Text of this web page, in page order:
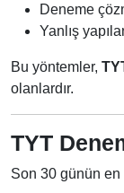
Deneme
Yanlış
Bu yöntemler,
olanlardır.
TYT
Son 30 günün en